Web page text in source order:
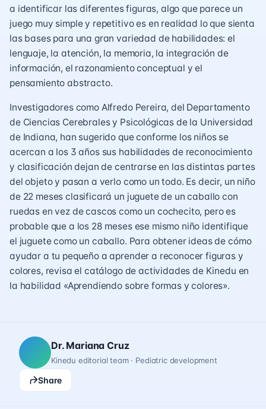
a identificar las diferentes figuras, algo que parece un
juego muy simple y repetitivo es en realidad lo que sienta
las bases para una gran variedad de habilidades: el
lenguaje, la atención, la memoria, la integración de
información, el razonamiento conceptual y el
pensamiento abstracto.
Investigadores como Alfredo Pereira, del Departamento
de Ciencias Cerebrales y Psicológicas de la Universidad
de Indiana, han sugerido que conforme los niños se
acercan a los 3 años sus habilidades de reconocimiento
y clasificación dejan de centrarse en las distintas partes
del objeto y pasan a verlo como un todo. Es decir, un niño
de 22 meses clasificará un juguete de un caballo con
ruedas en vez de cascos como un cochecito, pero es
probable que a los 28 meses ese mismo niño identifique
el juguete como un caballo. Para obtener ideas de cómo
ayudar a tu pequeño a aprender a reconocer figuras y
colores, revisa el catálogo de actividades de Kinedu en
la habilidad «Aprendiendo sobre formas y colores».
Dr. Mariana Cruz
Kinedu editorial team · Pediatric development
Share